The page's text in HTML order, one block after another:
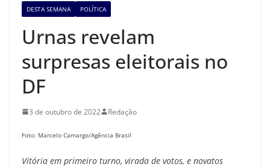
DESTA SEMANA POLÍTICA
Urnas revelam
surpresas eleitorais no
DF
3 de outubro de 2022 Redação
Foto: Marcelo Camargo/Agência Brasil
Vitória em primeiro turno, virada de votos, e novatos